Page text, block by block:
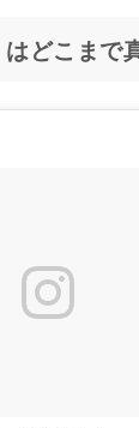
どこまで